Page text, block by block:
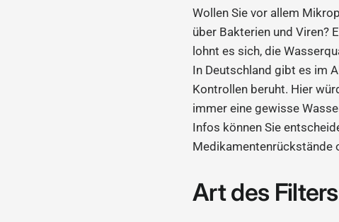
Wollen Sie vor allem
über Bakterien und Viren?
lohnt es sich, die
In Deutschland gibt es im
Kontrollen beruht. Hier
immer eine gewisse
Infos können Sie
Medikamentenrückstände
Art des Filters